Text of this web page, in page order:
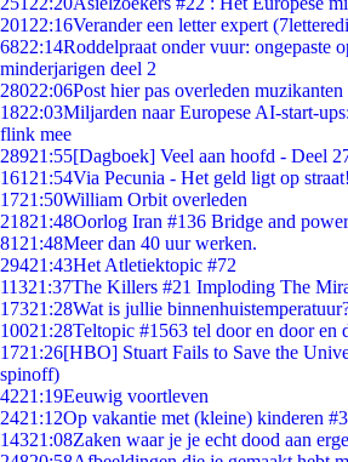
201 22:16Verander een letter expert
6822:14Roddelpraat onder vuur: ongepaste
minderjarigen deel 2
28022:06Post hier pas overleden muzikanten
1822:03Miljarden naar Europese AI-start-
flink mee
28921:55[Dagboek] Veel aan hoofd - Deel
161 21:54Via Pecunia - Het geld ligt op
1721:50William Orbit overleden
21821:48Oorlog Iran #136 Bridge and
81 21:48Meer dan 40 uur werken.
29421:43Het Atletiektopic #72
11321:37The Killers #21 Imploding The
17321:28Wat is jullie
10021:28Teltopic #1563 tel door en door en
1721:26[HBO] Stuart Fails to Save the
spinoff)
4221:19Eeuwig voortleven
2421:12Op vakantie met (kleine) kinderen
14321:08Zaken waar je je echt dood aan